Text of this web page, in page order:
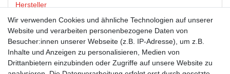
Hersteller
Postkarten von modern times zeichnen sich durch satte Farben,
beste Bildqualität und stabiles 365g Algro Design-Papier aus.
Wir verwenden Cookies und ähnliche Technologien auf unserer
Website und verarbeiten personenbezogene Daten von
Besucher:innen unserer Webseite (z.B. IP-Adresse), um z.B.
Inhalte und Anzeigen zu personalisieren, Medien von
Drittanbietern einzubinden oder Zugriffe auf unsere Website zu